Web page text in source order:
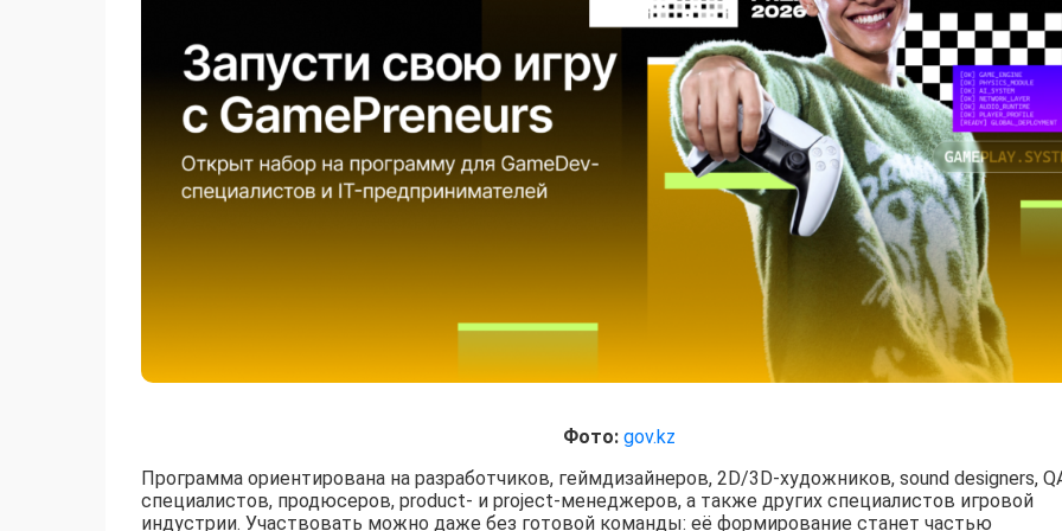
Фото: gov.kz
Программа ориентирована на разработчиков, геймдизайнеров, 2D/3D-художников, sound designers,
специалистов, продюсеров, product- и project-менеджеров, а также других специалистов игровой
индустрии. Участвовать можно даже без готовой команды: её формирование станет частью